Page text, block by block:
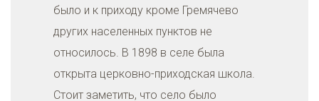
было и к приходу кроме Гремячево
других населенных пунктов не
относилось. В 1898 в селе была
открыта церковно-приходская школа.
Стоит заметить, что село было